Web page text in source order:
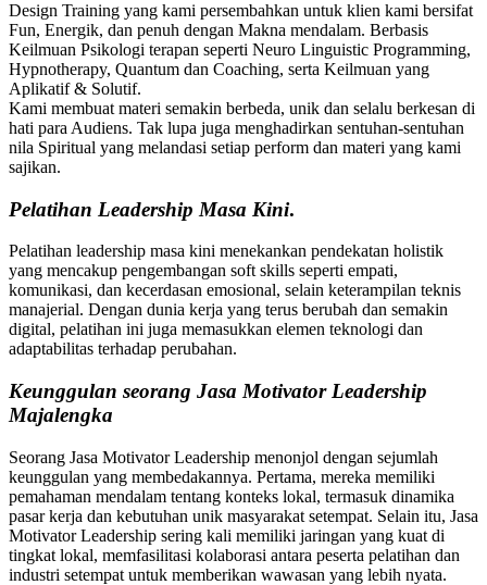
Design Training yang kami persembahkan untuk klien kami bersifat
Fun, Energik, dan penuh dengan Makna mendalam. Berbasis
Keilmuan Psikologi terapan seperti Neuro Linguistic Programming,
Hypnotherapy, Quantum dan Coaching, serta Keilmuan yang
Aplikatif & Solutif.
Kami membuat materi semakin berbeda, unik dan selalu berkesan di
hati para Audiens. Tak lupa juga menghadirkan sentuhan-sentuhan
nila Spiritual yang melandasi setiap perform dan materi yang kami
sajikan.
Pelatihan Leadership Masa Kini.
Pelatihan leadership masa kini menekankan pendekatan holistik
yang mencakup pengembangan soft skills seperti empati,
komunikasi, dan kecerdasan emosional, selain keterampilan teknis
manajerial. Dengan dunia kerja yang terus berubah dan semakin
digital, pelatihan ini juga memasukkan elemen teknologi dan
adaptabilitas terhadap perubahan.
Keunggulan seorang Jasa Motivator Leadership
Majalengka
Seorang Jasa Motivator Leadership menonjol dengan sejumlah
keunggulan yang membedakannya. Pertama, mereka memiliki
pemahaman mendalam tentang konteks lokal, termasuk dinamika
pasar kerja dan kebutuhan unik masyarakat setempat. Selain itu, Jasa
Motivator Leadership sering kali memiliki jaringan yang kuat di
tingkat lokal, memfasilitasi kolaborasi antara peserta pelatihan dan
industri setempat untuk memberikan wawasan yang lebih nyata.